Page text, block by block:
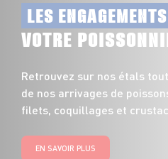
LES ENGAGEMENTS
VOTRE
Retrouvez sur nos étals
de nos arrivages de
filets, coquillages et
EN SAVOIR PLUS